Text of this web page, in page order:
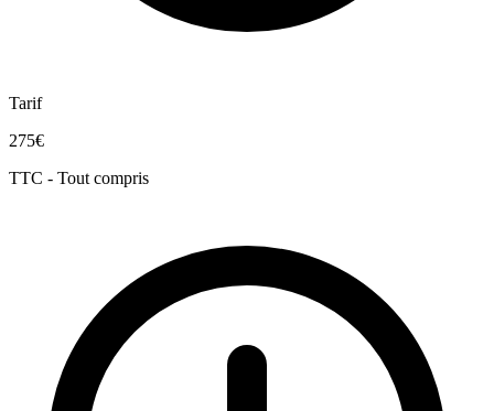
Tarif
275€
TTC - Tout compris